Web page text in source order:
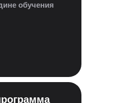
обучения